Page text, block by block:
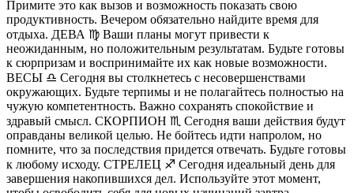
Примите это как вызов и возможность показать свою
продуктивность. Вечером обязательно найдите время для
отдыха. ДЕВА ♍️ Ваши планы могут привести к
неожиданным, но положительным результатам. Будьте готовы
к сюрпризам и воспринимайте их как новые возможности.
ВЕСЫ ♎️ Сегодня вы столкнетесь с несовершенствами
окружающих. Будьте терпимы и не полагайтесь полностью на
чужую компетентность. Важно сохранять спокойствие и
здравый смысл. СКОРПИОН ♏️ Сегодня ваши действия будут
оправданы великой целью. Не бойтесь идти напролом, но
помните, что за последствия придется отвечать. Будьте готовы
к любому исходу. СТРЕЛЕЦ ♐️ Сегодня идеальный день для
завершения накопившихся дел. Используйте этот момент,